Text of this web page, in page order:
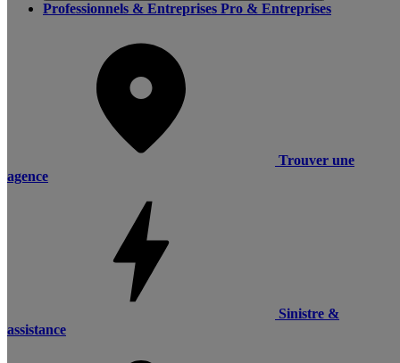
Professionnels & Entreprises Pro & Entreprises
Trouver une
agence
Sinistre &
assistance